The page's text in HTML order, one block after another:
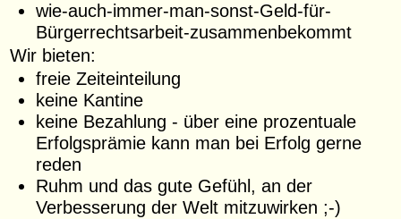
wie-auch-immer-man-sonst-Geld-für-
Bürgerrechtsarbeit-zusammenbekommt
Wir bieten:
freie Zeiteinteilung
keine Kantine
keine Bezahlung - über eine prozentuale
Erfolgsprämie kann man bei Erfolg gerne
reden
Ruhm und das gute Gefühl, an der
Verbesserung der Welt mitzuwirken ;-)